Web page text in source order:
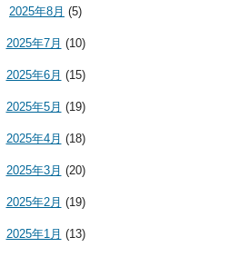
2025年8月 (5)
2025年7月 (10)
2025年6月 (15)
2025年5月 (19)
2025年4月 (18)
2025年3月 (20)
2025年2月 (19)
2025年1月 (13)